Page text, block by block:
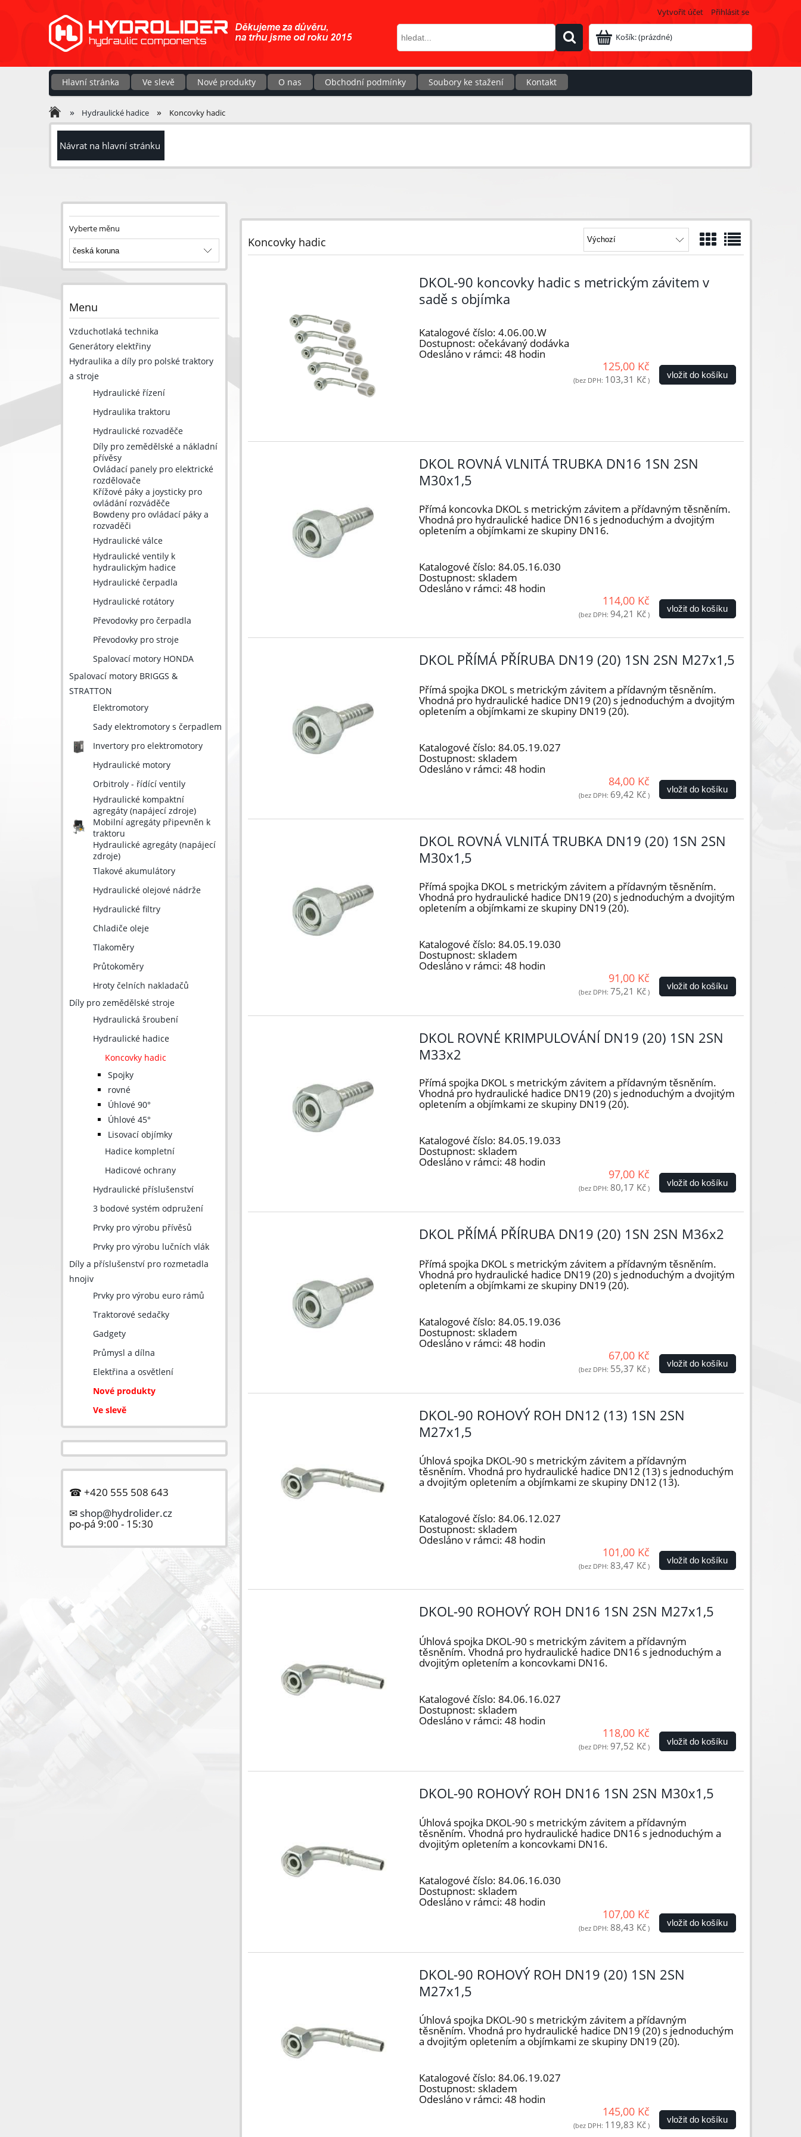
Vytvořit účet Přihlásit se
Košík:(prázdné)
Hlavní stránka Ve slevě Nové produkty O nas Obchodní podmínky Soubory ke stažení Kontakt
» Hydraulické hadice » Koncovky hadic
Návrat na hlavní stránku
Vyberte měnu
Menu
Vzduchotlaká technika
Generátory elektřiny
Hydraulika a díly pro polské traktory
a stroje
Hydraulické řízení
Hydraulika traktoru
Hydraulické rozvaděče
Díly pro zemědělské a nákladní
přívěsy
Ovládací panely pro elektrické
rozdělovače
Křížové páky a joysticky pro
ovládání rozváděče
Bowdeny pro ovládací páky a
rozvaděči
Hydraulické válce
Hydraulické ventily k
hydraulickým hadice
Hydraulické čerpadla
Hydraulické rotátory
Převodovky pro čerpadla
Převodovky pro stroje
Spalovací motory HONDA
Spalovací motory BRIGGS &
STRATTON
Elektromotory
Sady elektromotory s čerpadlem
Invertory pro elektromotory
Hydraulické motory
Orbitroly - řídící ventily
Hydraulické kompaktní
agregáty (napájecí zdroje)
Mobilní agregáty připevněn k
traktoru
Hydraulické agregáty (napájecí
zdroje)
Tlakové akumulátory
Hydraulické olejové nádrže
Hydraulické filtry
Chladiče oleje
Tlakoměry
Průtokoměry
Hroty čelních nakladačů
Díly pro zemědělské stroje
Hydraulická šroubení
Hydraulické hadice
Koncovky hadic
Spojky
rovné
Úhlové 90°
Úhlové 45°
Lisovací objímky
Hadice kompletní
Hadicové ochrany
Hydraulické příslušenství
3 bodové systém odpružení
Prvky pro výrobu přívěsů
Prvky pro výrobu lučních vlák
Díly a příslušenství pro rozmetadla
hnojiv
Prvky pro výrobu euro rámů
Traktorové sedačky
Gadgety
Průmysl a dílna
Elektřina a osvětlení
Nové produkty
Ve slevě
☎ +420 555 508 643
✉ shop@hydrolider.cz
po-pá 9:00 - 15:30
Koncovky hadic
DKOL-90 koncovky hadic s metrickým závitem v
sadě s objímka
Katalogové číslo: 4.06.00.W
Dostupnost: očekávaný dodávka
Odesláno v rámci: 48 hodin
125,00 Kč
(bez DPH: 103,31 Kč)
vložit do košíku
DKOL ROVNÁ VLNITÁ TRUBKA DN16 1SN 2SN
M30x1,5
Přímá koncovka DKOL s metrickým závitem a přídavným těsněním.
Vhodná pro hydraulické hadice DN16 s jednoduchým a dvojitým
opletením a objímkami ze skupiny DN16.
Katalogové číslo: 84.05.16.030
Dostupnost: skladem
Odesláno v rámci: 48 hodin
114,00 Kč
(bez DPH: 94,21 Kč)
vložit do košíku
DKOL PŘÍMÁ PŘÍRUBA DN19 (20) 1SN 2SN M27x1,5
Přímá spojka DKOL s metrickým závitem a přídavným těsněním.
Vhodná pro hydraulické hadice DN19 (20) s jednoduchým a dvojitým
opletením a objímkami ze skupiny DN19 (20).
Katalogové číslo: 84.05.19.027
Dostupnost: skladem
Odesláno v rámci: 48 hodin
84,00 Kč
(bez DPH: 69,42 Kč)
vložit do košíku
DKOL ROVNÁ VLNITÁ TRUBKA DN19 (20) 1SN 2SN
M30x1,5
Přímá spojka DKOL s metrickým závitem a přídavným těsněním.
Vhodná pro hydraulické hadice DN19 (20) s jednoduchým a dvojitým
opletením a objímkami ze skupiny DN19 (20).
Katalogové číslo: 84.05.19.030
Dostupnost: skladem
Odesláno v rámci: 48 hodin
91,00 Kč
(bez DPH: 75,21 Kč)
vložit do košíku
DKOL ROVNÉ KRIMPULOVÁNÍ DN19 (20) 1SN 2SN
M33x2
Přímá spojka DKOL s metrickým závitem a přídavným těsněním.
Vhodná pro hydraulické hadice DN19 (20) s jednoduchým a dvojitým
opletením a objímkami ze skupiny DN19 (20).
Katalogové číslo: 84.05.19.033
Dostupnost: skladem
Odesláno v rámci: 48 hodin
97,00 Kč
(bez DPH: 80,17 Kč)
vložit do košíku
DKOL PŘÍMÁ PŘÍRUBA DN19 (20) 1SN 2SN M36x2
Přímá spojka DKOL s metrickým závitem a přídavným těsněním.
Vhodná pro hydraulické hadice DN19 (20) s jednoduchým a dvojitým
opletením a objímkami ze skupiny DN19 (20).
Katalogové číslo: 84.05.19.036
Dostupnost: skladem
Odesláno v rámci: 48 hodin
67,00 Kč
(bez DPH: 55,37 Kč)
vložit do košíku
DKOL-90 ROHOVÝ ROH DN12 (13) 1SN 2SN
M27x1,5
Úhlová spojka DKOL-90 s metrickým závitem a přídavným
těsněním. Vhodná pro hydraulické hadice DN12 (13) s jednoduchým
a dvojitým opletením a objímkami ze skupiny DN12 (13).
Katalogové číslo: 84.06.12.027
Dostupnost: skladem
Odesláno v rámci: 48 hodin
101,00 Kč
(bez DPH: 83,47 Kč)
vložit do košíku
DKOL-90 ROHOVÝ ROH DN16 1SN 2SN M27x1,5
Úhlová spojka DKOL-90 s metrickým závitem a přídavným
těsněním. Vhodná pro hydraulické hadice DN16 s jednoduchým a
dvojitým opletením a koncovkami DN16.
Katalogové číslo: 84.06.16.027
Dostupnost: skladem
Odesláno v rámci: 48 hodin
118,00 Kč
(bez DPH: 97,52 Kč)
vložit do košíku
DKOL-90 ROHOVÝ ROH DN16 1SN 2SN M30x1,5
Úhlová spojka DKOL-90 s metrickým závitem a přídavným
těsněním. Vhodná pro hydraulické hadice DN16 s jednoduchým a
dvojitým opletením a koncovkami DN16.
Katalogové číslo: 84.06.16.030
Dostupnost: skladem
Odesláno v rámci: 48 hodin
107,00 Kč
(bez DPH: 88,43 Kč)
vložit do košíku
DKOL-90 ROHOVÝ ROH DN19 (20) 1SN 2SN
M27x1,5
Úhlová spojka DKOL-90 s metrickým závitem a přídavným
těsněním. Vhodná pro hydraulické hadice DN19 (20) s jednoduchým
a dvojitým opletením a objímkami ze skupiny DN19 (20).
Katalogové číslo: 84.06.19.027
Dostupnost: skladem
Odesláno v rámci: 48 hodin
145,00 Kč
(bez DPH: 119,83 Kč)
vložit do košíku